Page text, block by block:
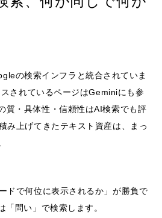
の検索インフラと統合されていま
されているページはGeminiにも参
質・具体性・信頼性はAI検索でも評
み上げてきたテキスト資産は、まっ
ドで何位に表示されるか」が勝負で
「問い」で検索します。